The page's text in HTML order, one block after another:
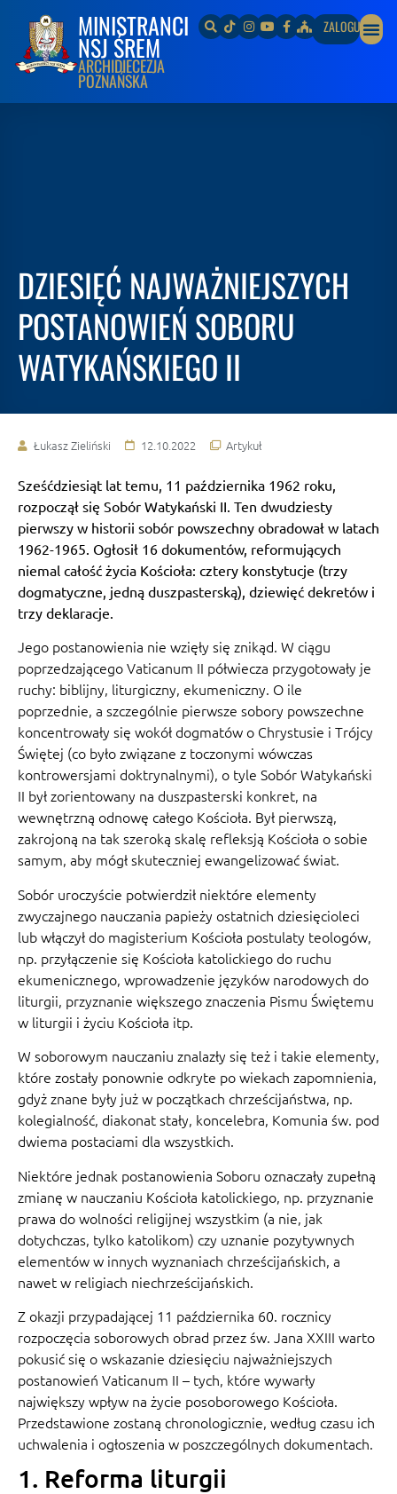
MINISTRANCI
NSJ ŚREM
ARCHIDIECEZJA
POZNAŃSKA
ZALOGUJ
DZIESIĘĆ NAJWAŻNIEJSZYCH
POSTANOWIEŃ SOBORU
WATYKAŃSKIEGO II
Łukasz Zieliński 12.10.2022 Artykuł
Sześćdziesiąt lat temu, 11 października 1962 roku,
rozpoczął się Sobór Watykański II. Ten dwudziesty
pierwszy w historii sobór powszechny obradował w latach
1962-1965. Ogłosił 16 dokumentów, reformujących
niemal całość życia Kościoła: cztery konstytucje (trzy
dogmatyczne, jedną duszpasterską), dziewięć dekretów i
trzy deklaracje.
Jego postanowienia nie wzięły się znikąd. W ciągu
poprzedzającego Vaticanum II półwiecza przygotowały je
ruchy: biblijny, liturgiczny, ekumeniczny. O ile
poprzednie, a szczególnie pierwsze sobory powszechne
koncentrowały się wokół dogmatów o Chrystusie i Trójcy
Świętej (co było związane z toczonymi wówczas
kontrowersjami doktrynalnymi), o tyle Sobór Watykański
II był zorientowany na duszpasterski konkret, na
wewnętrzną odnowę całego Kościoła. Był pierwszą,
zakrojoną na tak szeroką skalę refleksją Kościoła o sobie
samym, aby mógł skuteczniej ewangelizować świat.
Sobór uroczyście potwierdził niektóre elementy
zwyczajnego nauczania papieży ostatnich dziesięcioleci
lub włączył do magisterium Kościoła postulaty teologów,
np. przyłączenie się Kościoła katolickiego do ruchu
ekumenicznego, wprowadzenie języków narodowych do
liturgii, przyznanie większego znaczenia Pismu Świętemu
w liturgii i życiu Kościoła itp.
W soborowym nauczaniu znalazły się też i takie elementy,
które zostały ponownie odkryte po wiekach zapomnienia,
gdyż znane były już w początkach chrześcijaństwa, np.
kolegialność, diakonat stały, koncelebra, Komunia św. pod
dwiema postaciami dla wszystkich.
Niektóre jednak postanowienia Soboru oznaczały zupełną
zmianę w nauczaniu Kościoła katolickiego, np. przyznanie
prawa do wolności religijnej wszystkim (a nie, jak
dotychczas, tylko katolikom) czy uznanie pozytywnych
elementów w innych wyznaniach chrześcijańskich, a
nawet w religiach niechrześcijańskich.
Z okazji przypadającej 11 października 60. rocznicy
rozpoczęcia soborowych obrad przez św. Jana XXIII warto
pokusić się o wskazanie dziesięciu najważniejszych
postanowień Vaticanum II – tych, które wywarły
największy wpływ na życie posoborowego Kościoła.
Przedstawione zostaną chronologicznie, według czasu ich
uchwalenia i ogłoszenia w poszczególnych dokumentach.
1. Reforma liturgii